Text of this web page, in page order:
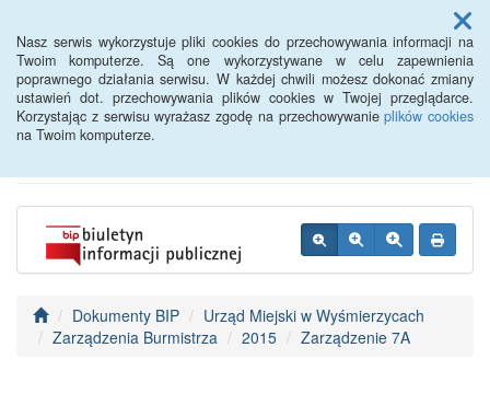
Nasz serwis wykorzystuje pliki cookies do przechowywania informacji na
Twoim komputerze. Są one wykorzystywane w celu zapewnienia
poprawnego działania serwisu. W każdej chwili możesz dokonać zmiany
ustawień dot. przechowywania plików cookies w Twojej przeglądarce.
Korzystając z serwisu wyrażasz zgodę na przechowywanieplików cookies
na Twoim komputerze.
Menu
BIP - Urząd Miejski
Wyśmierzyce
Dokumenty BIP
Urząd Miejski w Wyśmierzycach
Zarządzenia Burmistrza
2015 Zarządzenie 7A